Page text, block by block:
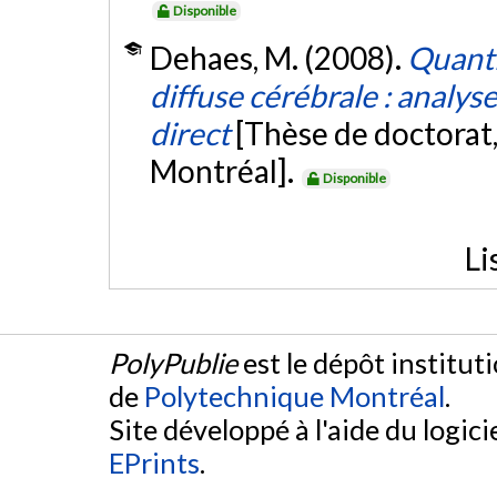
Disponible
Dehaes, M. (2008).
diffuse cérébrale :
direct [Thèse de
Montréal].
Disponible
PolyPublieest le dépôt
de Polytechnique Montréal.
Site développé à l'aide du
EPrints.